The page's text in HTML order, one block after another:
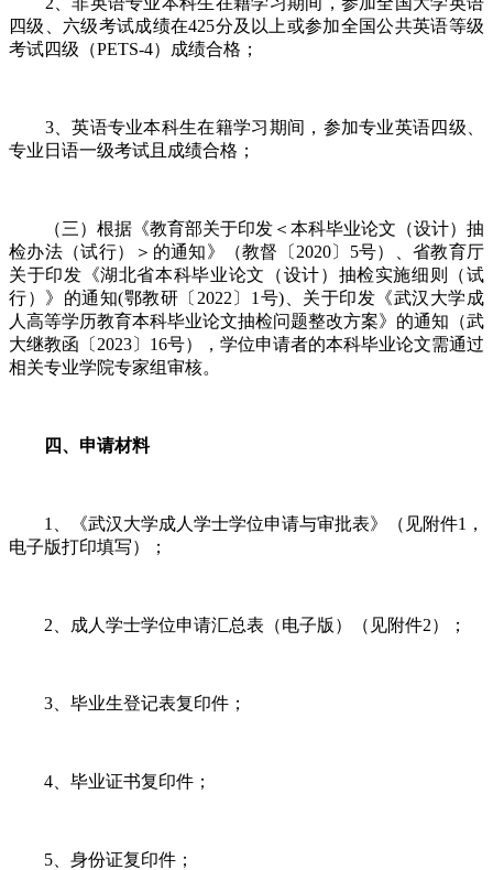
四级、六级考试成绩在425分及以上或参加全国公共英语等级
考试四级（PETS-4）成绩合格；
3、英语专业本科生在籍学习期间，参加专业英语四级、
专业日语一级考试且成绩合格；
（三）根据《教育部关于印发＜本科毕业论文（设计）抽
检办法（试行）＞的通知》（教督〔2020〕5号）、省教育厅
关于印发《湖北省本科毕业论文（设计）抽检实施细则（试
行）》的通知(鄂教研〔2022〕1号)、关于印发《武汉大学成
人高等学历教育本科毕业论文抽检问题整改方案》的通知（武
大继教函〔2023〕16号），学位申请者的本科毕业论文需通过
相关专业学院专家组审核。
四、申请材料
1、《武汉大学成人学士学位申请与审批表》（见附件1，
电子版打印填写）；
2、成人学士学位申请汇总表（电子版）（见附件2）；
3、毕业生登记表复印件；
4、毕业证书复印件；
5、身份证复印件；